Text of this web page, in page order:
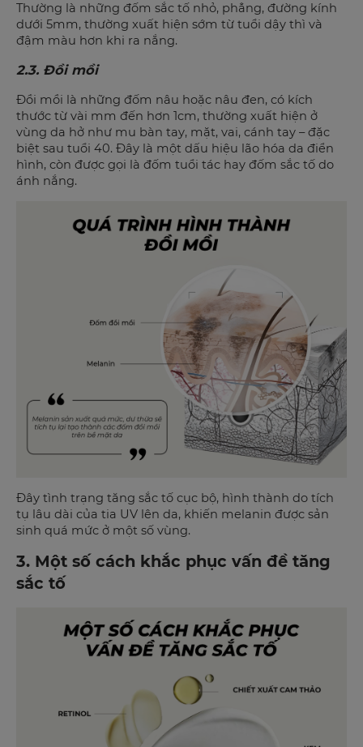
Thường là những đốm sắc tố nhỏ, phẳng, đường kính
dưới 5mm, thường xuất hiện sớm từ tuổi dậy thì và
đậm màu hơn khi ra nắng.
2.3. Đồi mồi
Đồi mồi là những đốm nâu hoặc nâu đen, có kích
thước từ vài mm đến hơn 1cm, thường xuất hiện ở
vùng da hở như mu bàn tay, mặt, vai, cánh tay – đặc
biệt sau tuổi 40. Đây là một dấu hiệu lão hóa da điển
hình, còn được gọi là đốm tuổi tác hay đốm sắc tố do
ánh nắng.
Đây tình trạng tăng sắc tố cục bộ, hình thành do tích
tụ lâu dài của tia UV lên da, khiến melanin được sản
sinh quá mức ở một số vùng.
3. Một số cách khắc phục vấn đề tăng
sắc tố